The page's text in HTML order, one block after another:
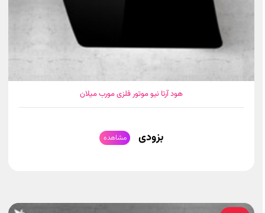
هود آرتا نیو موتور فلزی مورب میلان
بزودی مشاهده